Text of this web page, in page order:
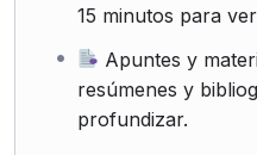
15 minutos para
Apuntes y
resúmenes y
profundizar.